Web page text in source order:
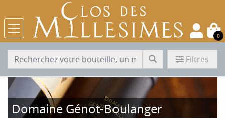
0
Filtres
Domaine Génot-Boulanger